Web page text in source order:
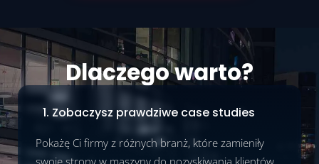
Dlaczego warto?
1. Zobaczysz prawdziwe case studies
Pokażę Ci firmy z różnych branż, które zamieniły
swoje strony w maszyny do pozyskiwania klientów.